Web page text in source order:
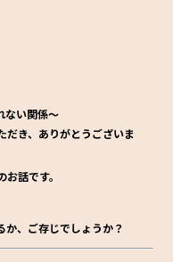
ない関係～
だき、ありがとうございま
話です。
か、ご存じでしょうか？